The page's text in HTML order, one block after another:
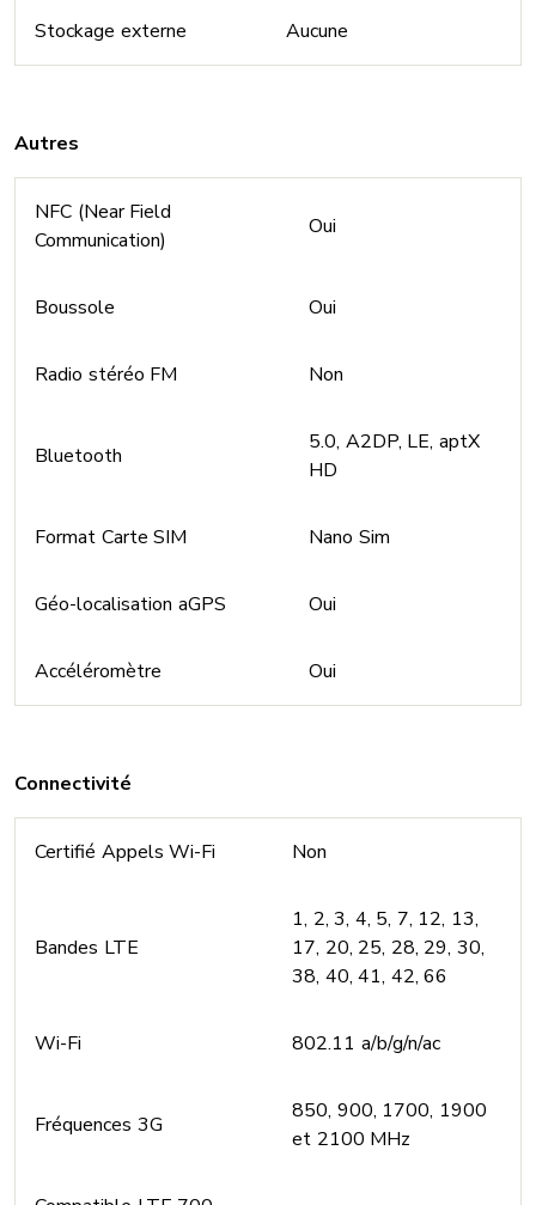
Stockage externe Aucune
Autres
NFC (Near Field
Communication)
Oui
Boussole Oui
Radio stéréo FM Non
Bluetooth
5.0, A2DP, LE, aptX
HD
Format Carte SIM Nano Sim
Géo-localisation aGPS Oui
Accéléromètre Oui
Connectivité
Certifié Appels Wi-Fi Non
Bandes LTE
1, 2, 3, 4, 5, 7, 12, 13,
17, 20, 25, 28, 29, 30,
38, 40, 41, 42, 66
Wi-Fi 802.11 a/b/g/n/ac
Fréquences 3G
850, 900, 1700, 1900
et 2100 MHz